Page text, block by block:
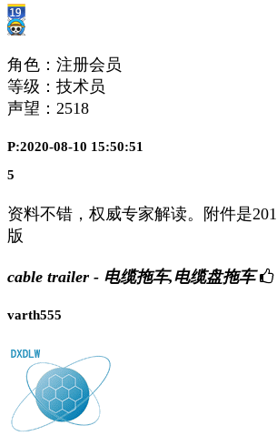
角色：注册会员
等级：技术员
声望： 2518
P:2020-08-10 15:50:51
5
资料不错，权威专家解读。附件是
版
cable trailer - 电缆拖车,电缆盘拖车
varth555